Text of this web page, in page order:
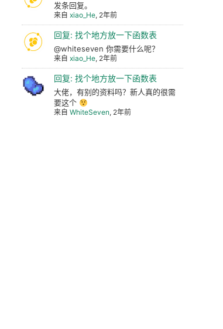
发条回复。
来自 xiao_He, 2年前
回复: 找个地方放一下函数表
@whiteseven 你需要什么呢？
来自 xiao_He, 2年前
回复: 找个地方放一下函数表
大佬，有别的资料吗？新人真的很需
要这个
来自 WhiteSeven, 2年前